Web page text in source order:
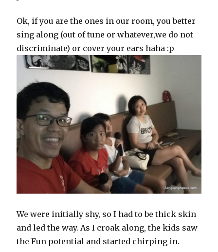
Ok, if you are the ones in our room, you better
sing along (out of tune or whatever,we do not
discriminate) or cover your ears haha :p
We were initially shy, so I had to be thick skin
and led the way. As I croak along, the kids saw
the Fun potential and started chirping in.